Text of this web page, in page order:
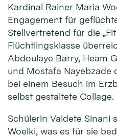
Kardinal Rainer Maria
Engagement für
Stellvertretend für die
Flüchtlingsklasse
Abdoulaye Barry, Heam
und Mostafa Nayebzade
bei einem Besuch im
selbst gestaltete Collage.
Schülerin Valdete Sinani
Woelki, was es für sie